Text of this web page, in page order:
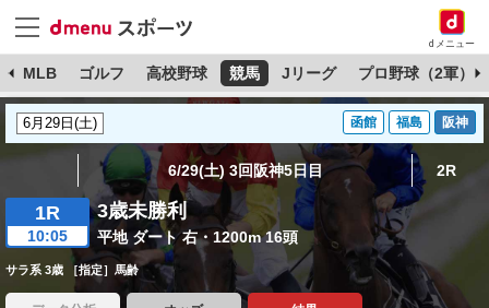
dメニュー
MLB ゴルフ 高校野球 競馬 Jリーグ プロ野球（2軍）
函館 福島 阪神
6/29(土) 3回阪神5日目 2R
1R
10:05
3歳未勝利
平地 ダート 右・1200m 16頭
サラ系 3歳 ［指定］馬齢